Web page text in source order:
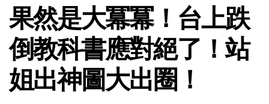
果然是大冪冪！台上跌
倒教科書應對絕了！站
姐出神圖大出圈！